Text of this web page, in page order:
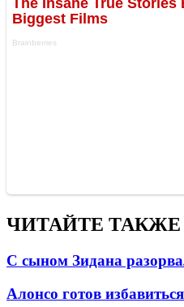
ЧИТАЙТЕ ТАКЖЕ
С сыном Зидана
Алонсо готов